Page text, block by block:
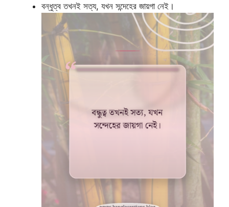
বন্ধুত্ব তখনই সত্য, যখন সন্দেহের জায়গা নেই।